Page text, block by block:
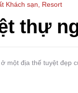
Khách sạn, Resort
thự
một địa thế tuyệt đẹp